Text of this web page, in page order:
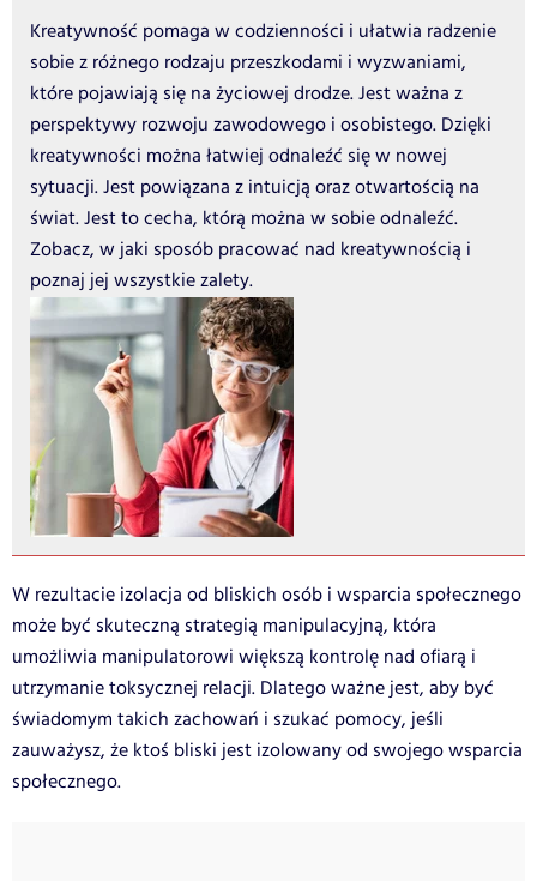
Kreatywność pomaga w codzienności i ułatwia radzenie
sobie z różnego rodzaju przeszkodami i wyzwaniami,
które pojawiają się na życiowej drodze. Jest ważna z
perspektywy rozwoju zawodowego i osobistego. Dzięki
kreatywności można łatwiej odnaleźć się w nowej
sytuacji. Jest powiązana z intuicją oraz otwartością na
świat. Jest to cecha, którą można w sobie odnaleźć.
Zobacz, w jaki sposób pracować nad kreatywnością i
poznaj jej wszystkie zalety.
W rezultacie izolacja od bliskich osób i wsparcia społecznego
może być skuteczną strategią manipulacyjną, która
umożliwia manipulatorowi większą kontrolę nad ofiarą i
utrzymanie toksycznej relacji. Dlatego ważne jest, aby być
świadomym takich zachowań i szukać pomocy, jeśli
zauważysz, że ktoś bliski jest izolowany od swojego wsparcia
społecznego.